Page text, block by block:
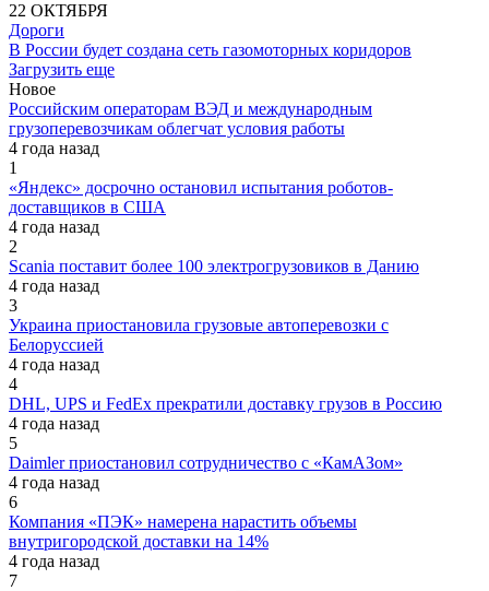
22 ОКТЯБРЯ
Дороги
В России будет создана сеть газомоторных коридоров
Загрузить еще
Новое
Российским операторам ВЭД и международным
грузоперевозчикам облегчат условия работы
4 года назад
1
«Яндекс» досрочно остановил испытания роботов-
доставщиков в США
4 года назад
2
Scania поставит более 100 электрогрузовиков в Данию
4 года назад
3
Украина приостановила грузовые автоперевозки с
Белоруссией
4 года назад
4
DHL, UPS и FedEx прекратили доставку грузов в Россию
4 года назад
5
Daimler приостановил сотрудничество с «КамАЗом»
4 года назад
6
Компания «ПЭК» намерена нарастить объемы
внутригородской доставки на 14%
4 года назад
7